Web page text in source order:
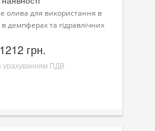
олива для використання в
в демпферах та гідравлічних
1212 грн.
урахуванням ПДВ